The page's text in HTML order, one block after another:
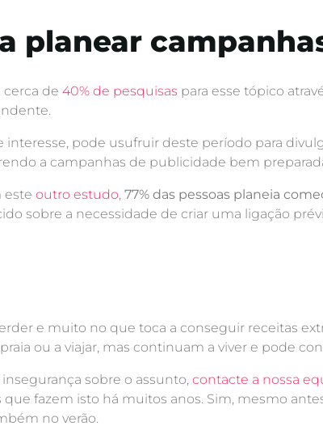
planear
cerca de 40% de pesquisas para esse tópico
interesse, pode usufruir deste período para
a campanhas de publicidade bem
este outro estudo, 77% das pessoas planeia
sobre a necessidade de criar uma ligação
e muito no que toca a conseguir receitas
ou a viajar, mas continuam a viver e pode
sobre o assunto, contacte a nossa
que fazem isto há muitos anos. Sim, mesmo
no verão.